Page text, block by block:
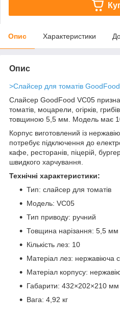
Опис Характеристики
Опис
>Слайсер для томатів
Слайсер GoodFood VC05
томатів, моцарели, огірків,
товщиною 5,5 мм. Модель має 10
Корпус виготовлений із
потребує підключення до
кафе, ресторанів, піцерій,
швидкого харчування.
Технічні характеристики:
Тип: слайсер для томатів
Модель: VC05
Тип приводу: ручний
Товщина нарізання: 5,5 мм
Кількість лез: 10
Матеріал лез: нержавіюча
Матеріал корпусу:
Габарити: 432×202×210 мм
Вага: 4,92 кг